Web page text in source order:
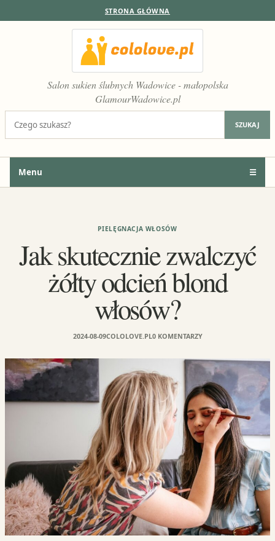
STRONA GŁÓWNA
Salon sukien ślubnych Wadowice - małopolska
GlamourWadowice.pl
SZUKAJ
Menu ☰
PIELĘGNACJA WŁOSÓW
Jak skutecznie zwalczyć
żółty odcień blond
włosów?
2024-08-09COLOLOVE.PL0 KOMENTARZY